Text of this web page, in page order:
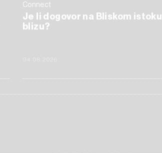
Connect
Je li dogovor na Bliskom istoku
blizu?